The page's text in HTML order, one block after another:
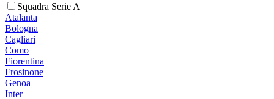
Squadra Serie A
Atalanta
Bologna
Cagliari
Como
Fiorentina
Frosinone
Genoa
Inter